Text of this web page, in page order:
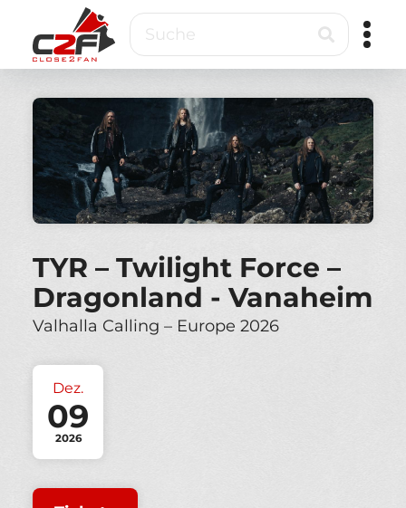
Inhalt
to
fan
&
VIP
ticketing
Suche
TYR – Twilight Force –
Dragonland - Vanaheim
Valhalla Calling – Europe 2026
Dez.
09
2026